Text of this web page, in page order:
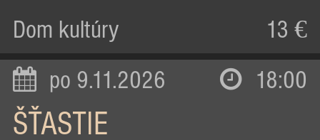
Dom kultúry 13 €
po 9.11.2026 18:00
ŠŤASTIE